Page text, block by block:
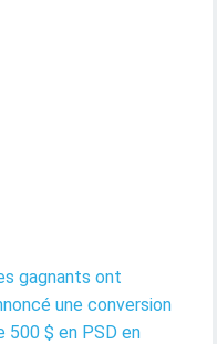
gagnants ont
une conversion
500 $ en PSD en